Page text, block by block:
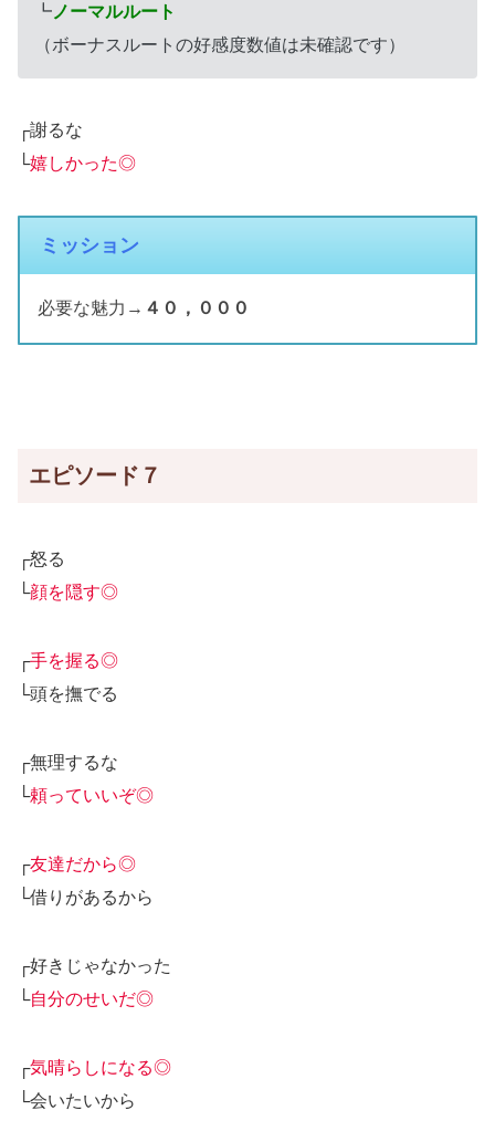
┗ ノーマルルート
（ボーナスルートの好感度数値は未確認です）
┌謝るな
└嬉しかった◎
ミッション
必要な魅力→ ４０，０００
エピソード７
┌怒る
└顔を隠す◎
┌手を握る◎
└頭を撫でる
┌無理するな
└頼っていいぞ◎
┌友達だから◎
└借りがあるから
┌好きじゃなかった
└自分のせいだ◎
┌気晴らしになる◎
└会いたいから